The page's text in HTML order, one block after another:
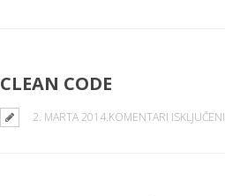
CLEAN CODE
2. MARTA 2014.KOMENTARI ISKLJUČENI